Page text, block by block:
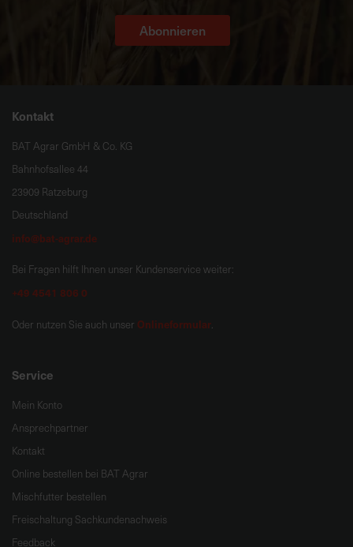
Abonnieren
Kontakt
BAT Agrar GmbH & Co. KG
Bahnhofsallee 44
23909 Ratzeburg
Deutschland
info@bat-agrar.de
Bei Fragen hilft Ihnen unser Kundenservice weiter:
+49 4541 806 0
Oder nutzen Sie auch unser Onlineformular.
Service
Mein Konto
Ansprechpartner
Kontakt
Online bestellen bei BAT Agrar
Mischfutter bestellen
Freischaltung Sachkundenachweis
Feedback